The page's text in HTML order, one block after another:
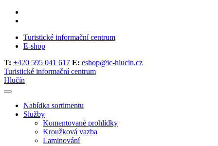
Turistické informační centrum
E-shop
T: +420 595 041 617 E: eshop@ic-hlucin.cz
Turistické informační centrum
Hlučín
Nabídka sortimentu
Služby
Komentované prohlídky
Kroužková vazba
Laminování